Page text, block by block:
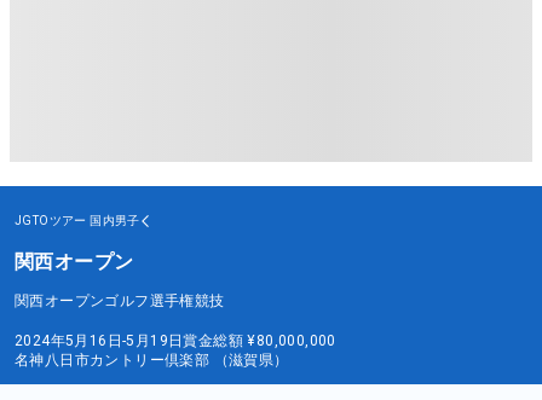
JGTOツアー 国内男子
関西オープン
関西オープンゴルフ選手権競技
2024年5月16日-5月19日賞金総額 ¥80,000,000
名神八日市カントリー倶楽部 （滋賀県）